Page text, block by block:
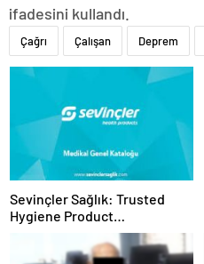
ifadesini kullandı.
Çağrı Çalışan Deprem
Sevinçler Sağlık: Trusted
Hygiene Product
Manufacturer in Turkey